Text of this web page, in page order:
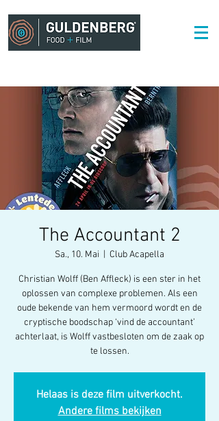
The Accountant 2
Sa., 10. Mai Club Acapella
Christian Wolff (Ben Affleck) is een ster in het
oplossen van complexe problemen. Als een
oude bekende van hem vermoord wordt en de
cryptische boodschap ‘vind de accountant’
achterlaat, is Wolff vastbesloten om de zaak op
te lossen.
Helaas is deze film uitverkocht.
Andere films bekijken